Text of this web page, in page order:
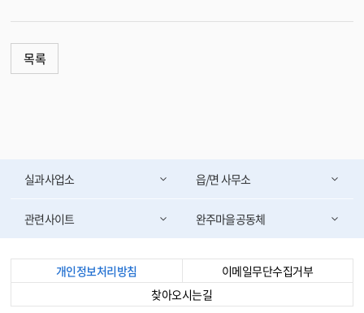
목록
실과사업소 읍/면 사무소
관련사이트 완주마을공동체
개인정보처리방침
이메일무단수집거부
찾아오시는길